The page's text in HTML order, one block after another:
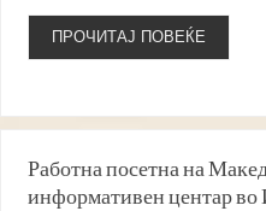
ПРОЧИТАЈ ПОВЕЌЕ
Работна посетна на
информативен центар во